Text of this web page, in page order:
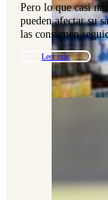
Pero lo que casi
pueden afectar su
las consumen
Leer más